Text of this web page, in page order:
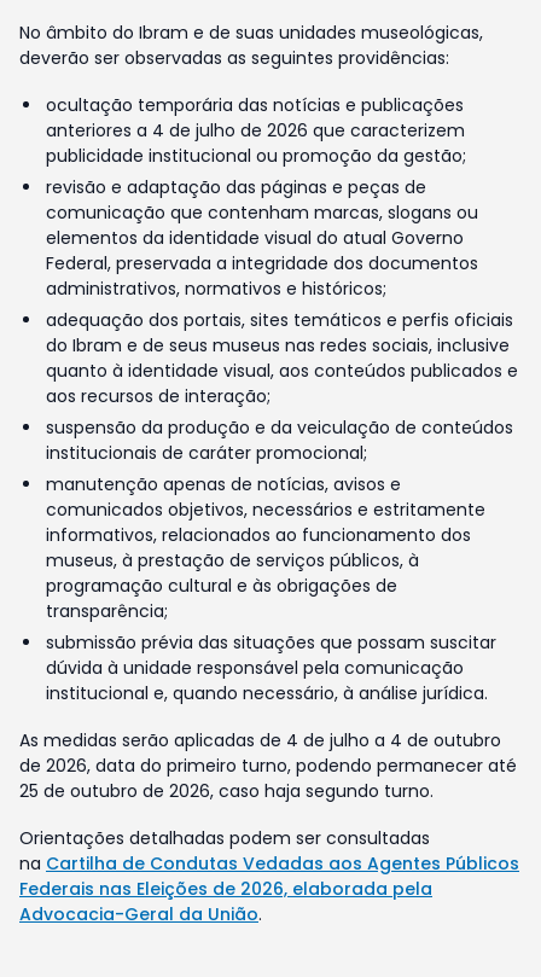
No âmbito do Ibram e de suas unidades museológicas,
deverão ser observadas as seguintes providências:
ocultação temporária das notícias e publicações
anteriores a 4 de julho de 2026 que caracterizem
publicidade institucional ou promoção da gestão;
revisão e adaptação das páginas e peças de
comunicação que contenham marcas, slogans ou
elementos da identidade visual do atual Governo
Federal, preservada a integridade dos documentos
administrativos, normativos e históricos;
adequação dos portais, sites temáticos e perfis oficiais
do Ibram e de seus museus nas redes sociais, inclusive
quanto à identidade visual, aos conteúdos publicados e
aos recursos de interação;
suspensão da produção e da veiculação de conteúdos
institucionais de caráter promocional;
manutenção apenas de notícias, avisos e
comunicados objetivos, necessários e estritamente
informativos, relacionados ao funcionamento dos
museus, à prestação de serviços públicos, à
programação cultural e às obrigações de
transparência;
submissão prévia das situações que possam suscitar
dúvida à unidade responsável pela comunicação
institucional e, quando necessário, à análise jurídica.
As medidas serão aplicadas de 4 de julho a 4 de outubro
de 2026, data do primeiro turno, podendo permanecer até
25 de outubro de 2026, caso haja segundo turno.
Orientações detalhadas podem ser consultadas
na Cartilha de Condutas Vedadas aos Agentes Públicos
Federais nas Eleições de 2026, elaborada pela
Advocacia-Geral da União.